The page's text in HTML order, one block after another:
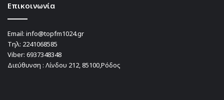
Επικοινωνία
Email: info@topfm1024.gr
Τηλ: 2241068585
Viber: 6937348348
Διεύθυνση : Λίνδου 212, 85100,Ρόδος